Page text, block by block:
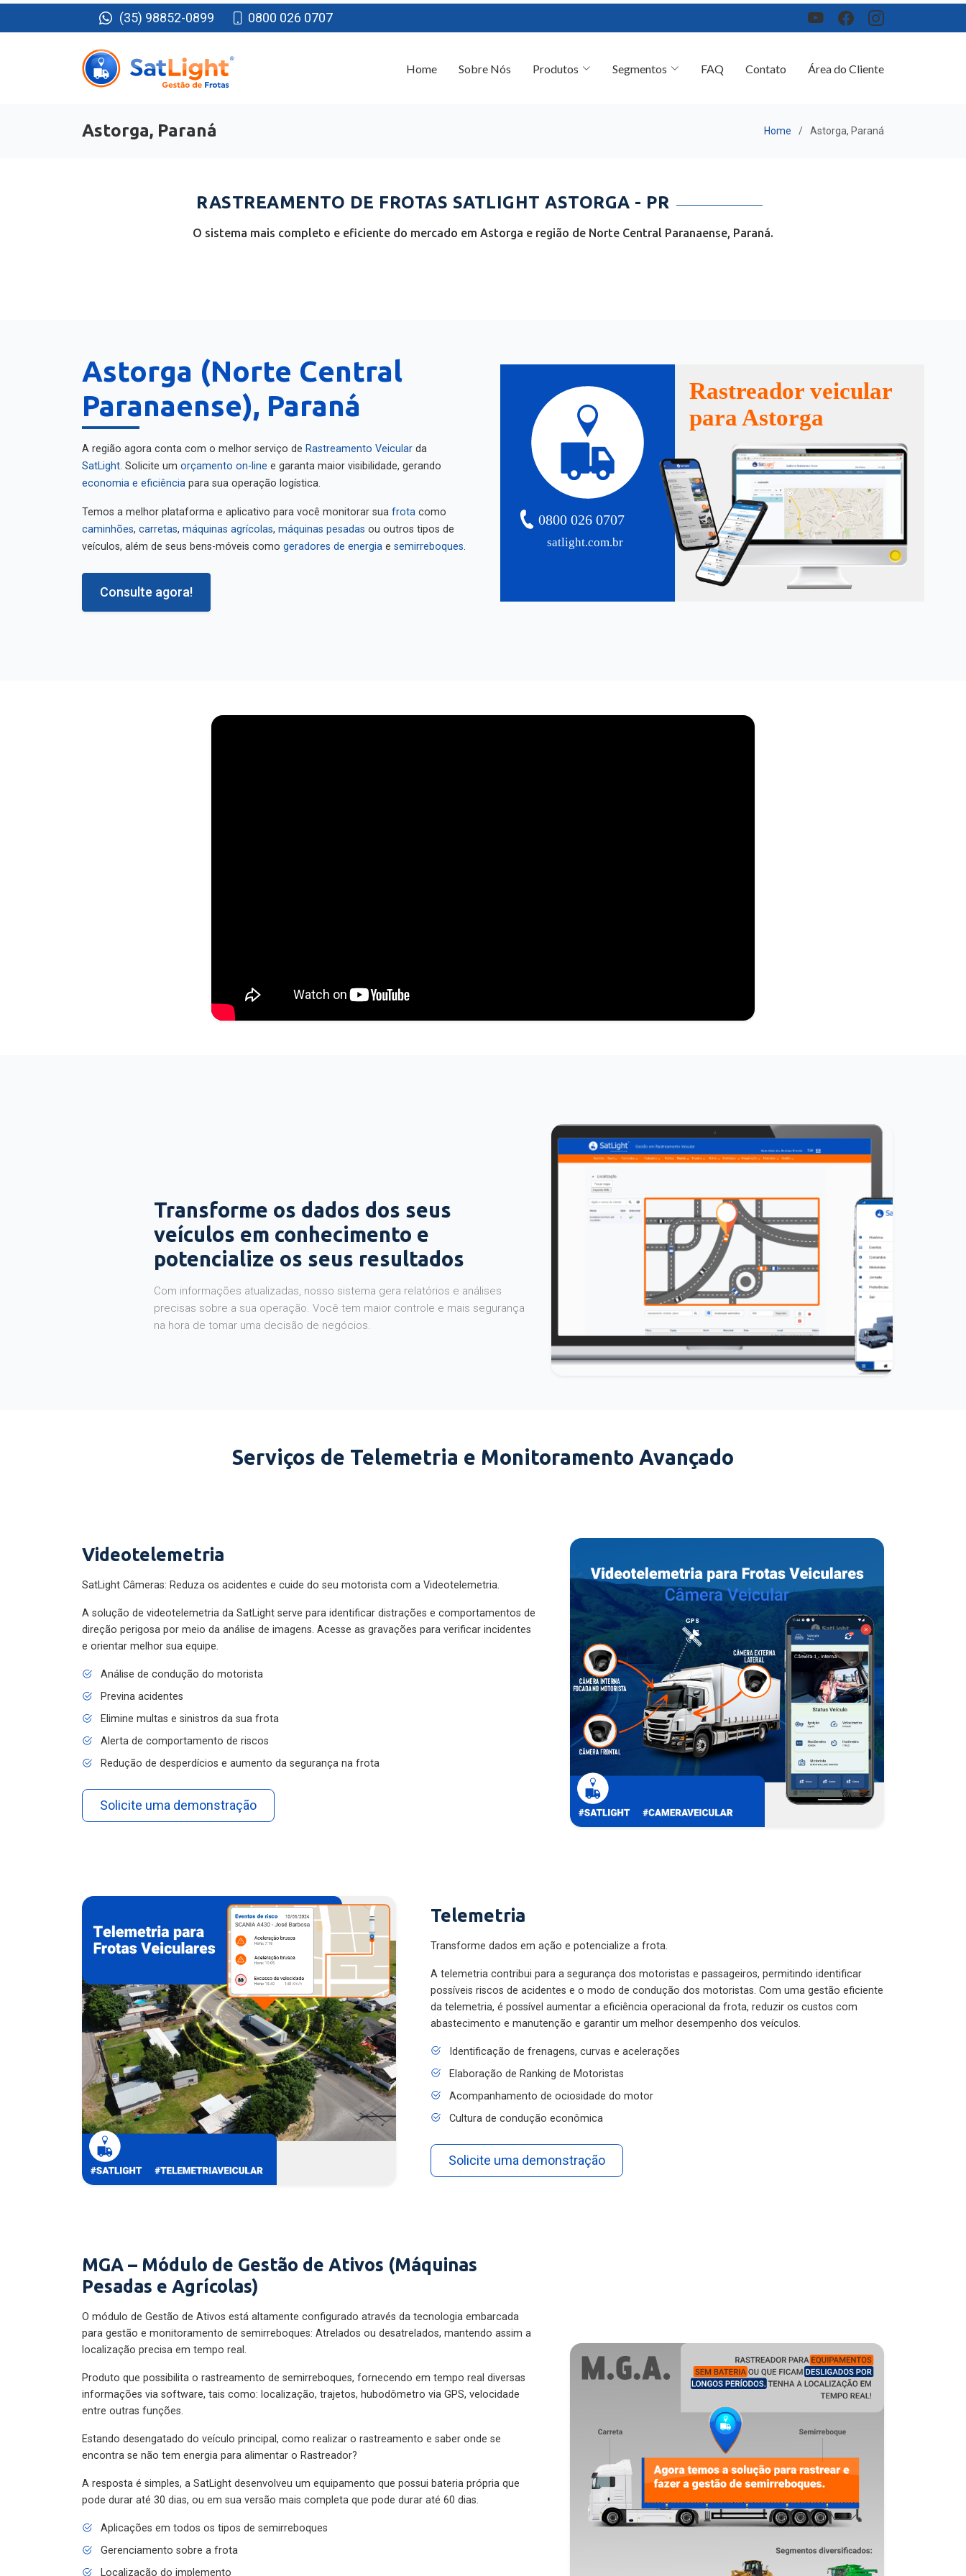
(35) 98852-0899 0800 026 0707
Home Sobre Nós Produtos Segmentos FAQ Contato Área do Cliente
Astorga, Paraná Home Astorga, Paraná
RASTREAMENTO DE FROTAS SATLIGHT ASTORGA - PR
O sistema mais completo e eficiente do mercado em Astorga e região de Norte Central Paranaense, Paraná.
Astorga (Norte Central
Paranaense), Paraná
A região agora conta com o melhor serviço de Rastreamento Veicular da
SatLight . Solicite um orçamento on-line e garanta maior visibilidade, gerando
economia e eficiência para sua operação logística.
Temos a melhor plataforma e aplicativo para você monitorar sua frota como
caminhões carretas máquinas agrícolas máquinas pesadas ou outros tipos de
veículos, além de seus bens-móveis como geradores de energia e semirreboques
Consulte agora!
satlight.com.br
0800 026 0707
Rastreador veicular
para Astorga
Transforme os dados dos seus
veículos em conhecimento e
potencialize os seus resultados
Com informações atualizadas, nosso sistema gera relatórios e análises
precisas sobre a sua operação. Você tem maior controle e mais segurança
na hora de tomar uma decisão de negócios.
Serviços de Telemetria e Monitoramento Avançado
Videotelemetria
SatLight Câmeras: Reduza os acidentes e cuide do seu motorista com a Videotelemetria.
A solução de videotelemetria da SatLight serve para identificar distrações e comportamentos de
direção perigosa por meio da análise de imagens. Acesse as gravações para verificar incidentes
e orientar melhor sua equipe.
Análise de condução do motorista
Previna acidentes
Elimine multas e sinistros da sua frota
Alerta de comportamento de riscos
Redução de desperdícios e aumento da segurança na frota
Solicite uma demonstração
Telemetria
Transforme dados em ação e potencialize a frota.
A telemetria contribui para a segurança dos motoristas e passageiros, permitindo identificar
possíveis riscos de acidentes e o modo de condução dos motoristas. Com uma gestão eficiente
da telemetria, é possível aumentar a eficiência operacional da frota, reduzir os custos com
abastecimento e manutenção e garantir um melhor desempenho dos veículos.
Identificação de frenagens, curvas e acelerações
Elaboração de Ranking de Motoristas
Acompanhamento de ociosidade do motor
Cultura de condução econômica
Solicite uma demonstração
MGA – Módulo de Gestão de Ativos (Máquinas
Pesadas e Agrícolas)
O módulo de Gestão de Ativos está altamente configurado através da tecnologia embarcada
para gestão e monitoramento de semirreboques: Atrelados ou desatrelados, mantendo assim a
localização precisa em tempo real.
Produto que possibilita o rastreamento de semirreboques, fornecendo em tempo real diversas
informações via software, tais como: localização, trajetos, hubodômetro via GPS, velocidade
entre outras funções.
Estando desengatado do veículo principal, como realizar o rastreamento e saber onde se
encontra se não tem energia para alimentar o Rastreador?
A resposta é simples, a SatLight desenvolveu um equipamento que possui bateria própria que
pode durar até 30 dias, ou em sua versão mais completa que pode durar até 60 dias.
Aplicações em todos os tipos de semirreboques
Gerenciamento sobre a frota
Localização do implemento